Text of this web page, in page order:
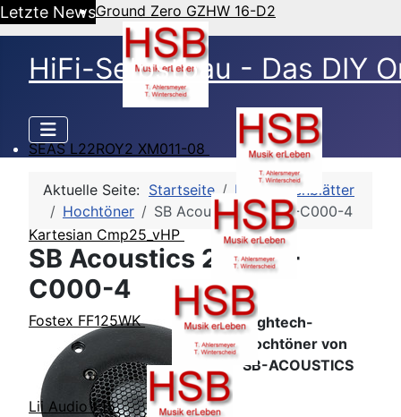
Letzte NewsGround Zero GZHW 16-D2
SEAS L22ROY2 XM011-08
Kartesian Cmp25_vHP
Fostex FF125WK
Lii Audio F15
HiFi-Selbstbau - Das DIY
Aktuelle Seite: Startseite
HSB-Datenblätter
Hochtöner
SB Acoustics 29BAC-C000-4
SB Acoustics 29BAC-
C000-4
Hightech-
Hochtöner von
SB-ACOUSTICS